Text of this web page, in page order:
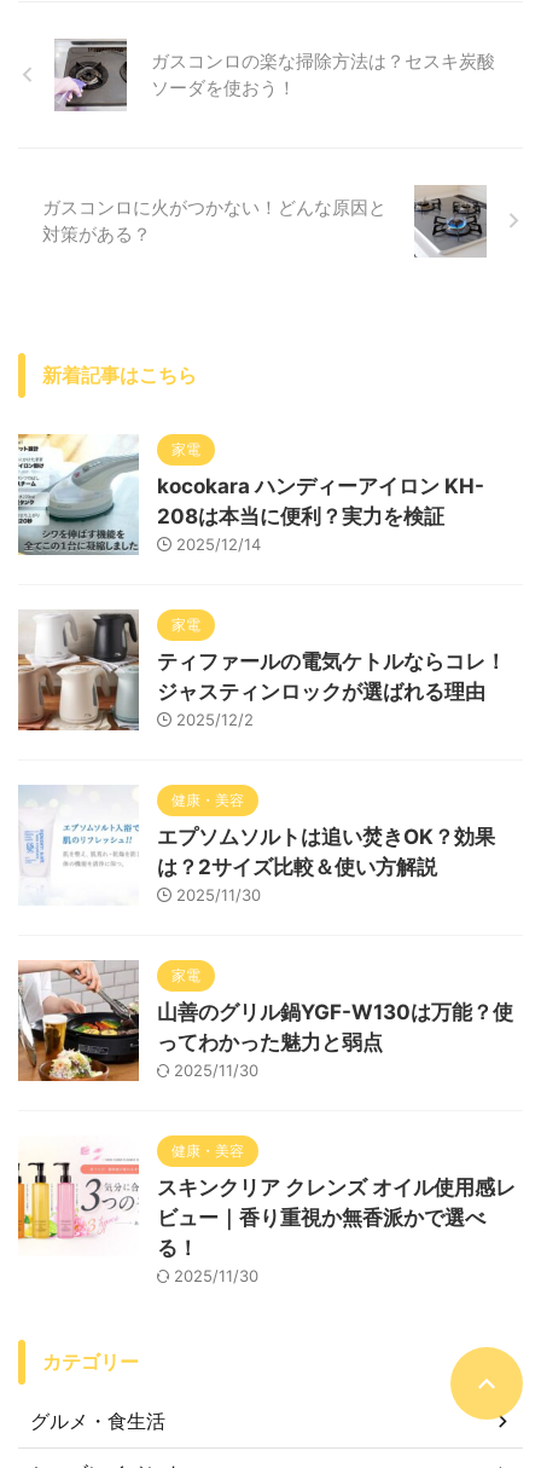
ガスコンロの楽な掃除方法は？セスキ炭酸
ソーダを使おう！
ガスコンロに火がつかない！どんな原因と
対策がある？
新着記事はこちら
家電
kocokara ハンディーアイロン KH-
208は本当に便利？実力を検証
2025/12/14
家電
ティファールの電気ケトルならコレ！
ジャスティンロックが選ばれる理由
2025/12/2
健康・美容
エプソムソルトは追い焚きOK？効果
は？2サイズ比較＆使い方解説
2025/11/30
家電
山善のグリル鍋YGF-W130は万能？使
ってわかった魅力と弱点
2025/11/30
健康・美容
スキンクリア クレンズ オイル使用感レ
ビュー｜香り重視か無香派かで選べ
る！
2025/11/30
カテゴリー
グルメ・食生活